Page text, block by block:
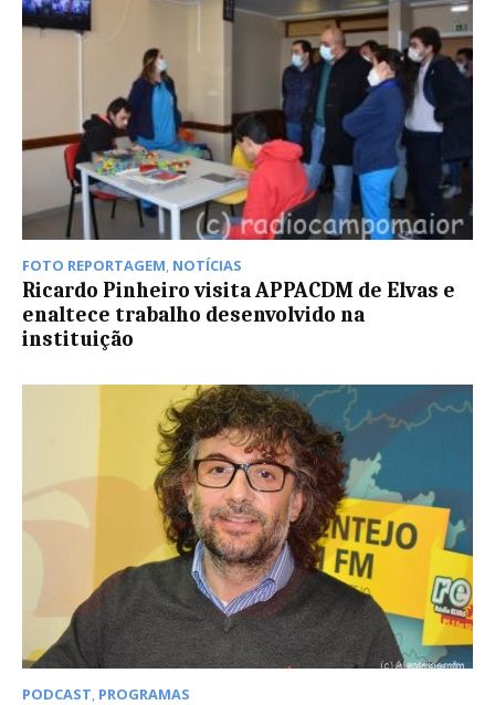
FOTO REPORTAGEM, NOTÍCIAS
Ricardo Pinheiro visita APPACDM de Elvas e
enaltece trabalho desenvolvido na
instituição
PODCAST, PROGRAMAS